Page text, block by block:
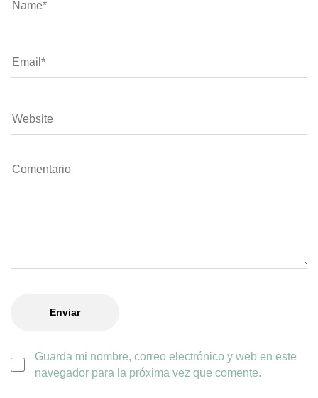
Guarda mi nombre, correo electrónico y web en este
navegador para la próxima vez que comente.